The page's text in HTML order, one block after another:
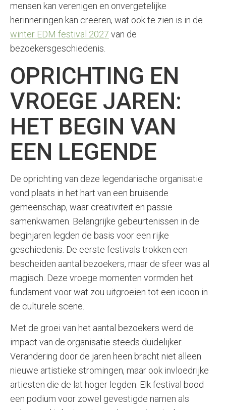
mensen kan verenigen en onvergetelijke
herinneringen kan creëren, wat ook te zien is in de
winter EDM festival 2027 van de
bezoekersgeschiedenis.
OPRICHTING EN
VROEGE JAREN:
HET BEGIN VAN
EEN LEGENDE
De oprichting van deze legendarische organisatie
vond plaats in het hart van een bruisende
gemeenschap, waar creativiteit en passie
samenkwamen. Belangrijke gebeurtenissen in de
beginjaren legden de basis voor een rijke
geschiedenis. De eerste festivals trokken een
bescheiden aantal bezoekers, maar de sfeer was al
magisch. Deze vroege momenten vormden het
fundament voor wat zou uitgroeien tot een icoon in
de culturele scene.
Met de groei van het aantal bezoekers werd de
impact van de organisatie steeds duidelijker.
Verandering door de jaren heen bracht niet alleen
nieuwe artistieke stromingen, maar ook invloedrijke
artiesten die de lat hoger legden. Elk festival bood
een podium voor zowel gevestigde namen als